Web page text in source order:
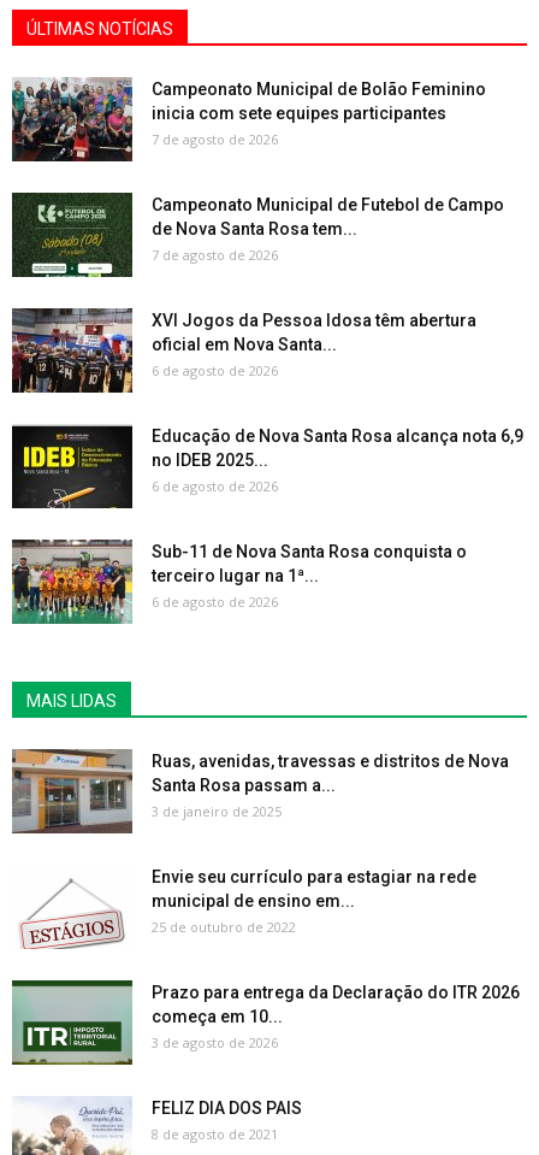
ÚLTIMAS NOTÍCIAS
Campeonato Municipal de Bolão Feminino
inicia com sete equipes participantes
7 de agosto de 2026
Campeonato Municipal de Futebol de Campo
de Nova Santa Rosa tem...
7 de agosto de 2026
XVI Jogos da Pessoa Idosa têm abertura
oficial em Nova Santa...
6 de agosto de 2026
Educação de Nova Santa Rosa alcança nota 6,9
no IDEB 2025...
6 de agosto de 2026
Sub-11 de Nova Santa Rosa conquista o
terceiro lugar na 1ª...
6 de agosto de 2026
MAIS LIDAS
Ruas, avenidas, travessas e distritos de Nova
Santa Rosa passam a...
3 de janeiro de 2025
Envie seu currículo para estagiar na rede
municipal de ensino em...
25 de outubro de 2022
Prazo para entrega da Declaração do ITR 2026
começa em 10...
3 de agosto de 2026
FELIZ DIA DOS PAIS
8 de agosto de 2021